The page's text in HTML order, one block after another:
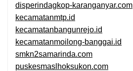
disperindagkop-karanganyar.com
kecamatanmtp.id
kecamatanbangunrejo.id
kecamatanmoilong-banggai.id
smkn2samarinda.com
puskesmaslhoksukon.com